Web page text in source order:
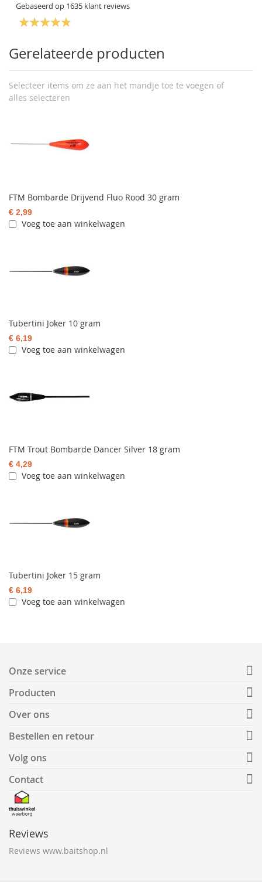
Gebaseerd op 1635 klant reviews
Gerelateerde producten
Selecteer items om ze aan het mandje toe te voegen of
alles selecteren
FTM Bombarde Drijvend Fluo Rood 30 gram
€ 2,99
Voeg toe aan winkelwagen
Tubertini Joker 10 gram
€ 6,19
Voeg toe aan winkelwagen
FTM Trout Bombarde Dancer Silver 18 gram
€ 4,29
Voeg toe aan winkelwagen
Tubertini Joker 15 gram
€ 6,19
Voeg toe aan winkelwagen
Onze service
Producten
Over ons
Bestellen en retour
Volg ons
Contact
Reviews
Reviews www.baitshop.nl